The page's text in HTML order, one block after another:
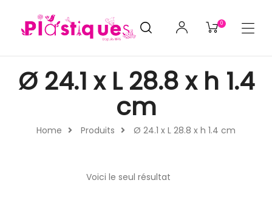
0
Home Produits Ø 24.1 x L 28.8 x h 1.4 cm
Ø 24.1 x L 28.8 x h 1.4
cm
Voici le seul résultat